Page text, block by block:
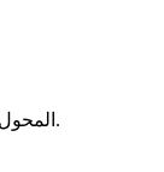
المحول جاهز للاستخدام فورًا. لا إعدادات مطلوبة.